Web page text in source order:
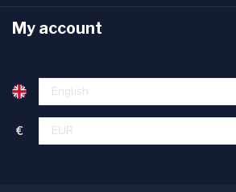
My account
€